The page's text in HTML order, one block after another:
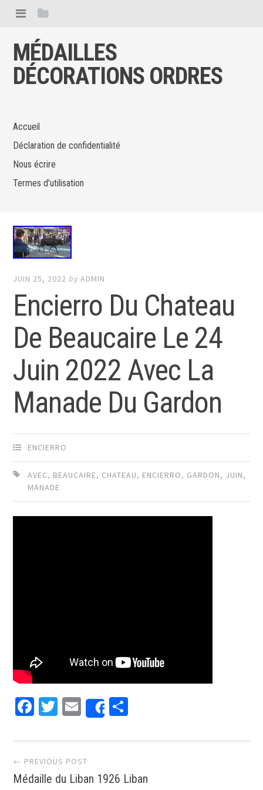
MÉDAILLES
DÉCORATIONS ORDRES
Accueil
Déclaration de confidentialité
Nous écrire
Termes d’utilisation
JUIN 25, 2022 byADMIN
Encierro Du Chateau
De Beaucaire Le 24
Juin 2022 Avec La
Manade Du Gardon
ENCIERRO
AVEC, BEAUCAIRE, CHATEAU, ENCIERRO, GARDON, JUIN,
MANADE
Facebook
Twitter
EmailShare
Post navigation
← PREVIOUS POST
Médaille du Liban 1926 Liban